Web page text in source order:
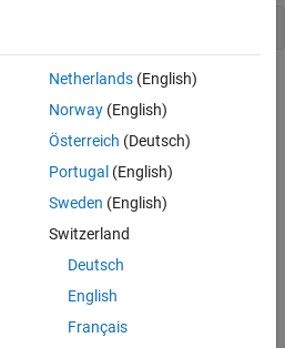
, for the C/C++ source code.
Netherlands(English)
Norway(English)
Österreich (Deutsch)
Portugal (English)
Sweden (English)
Switzerland
Deutsch
English
Français